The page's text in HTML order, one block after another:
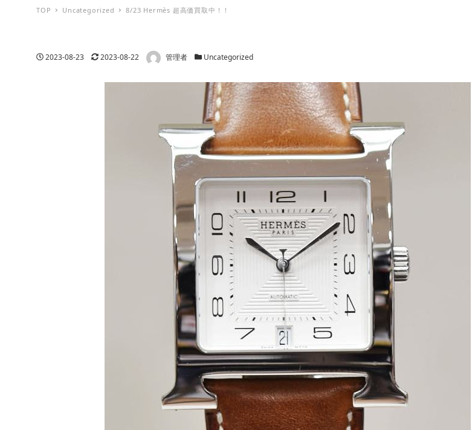
TOP Uncategorized 8/23 Hermès 超高価買取中！！
投稿日
2023-08-23 更新日
2023-08-22 著者 管理者 カテゴリー
Uncategorized